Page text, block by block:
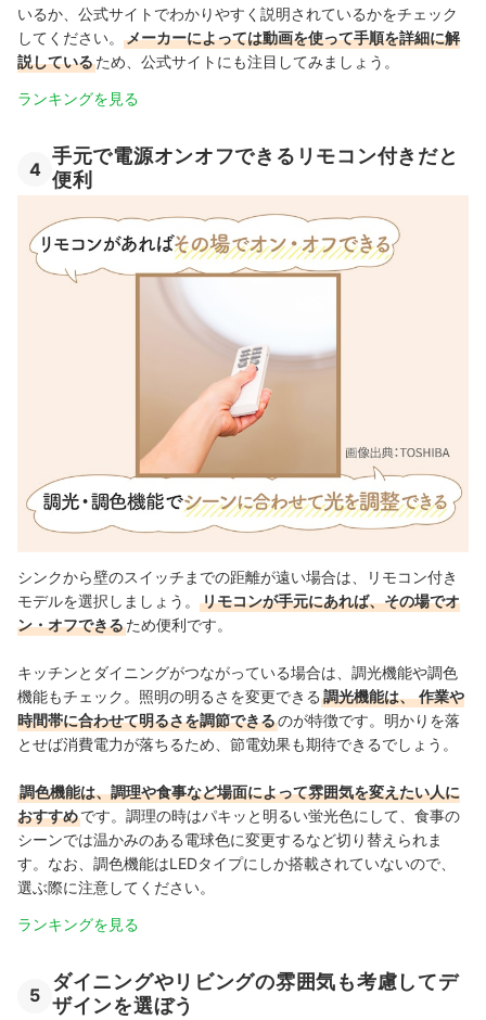
いるか、公式サイトでわかりやすく説明されているかをチェック
してください。
メーカーによっては動画を使って手順を詳細に解
説しているため、公式サイトにも注目してみましょう。
ランキングを見る
4
手元で電源オンオフできるリモコン付きだと
便利
シンクから壁のスイッチまでの距離が遠い場合は、リモコン付き
モデルを選択しましょう。
リモコンが手元にあれば、その場でオ
ン・オフできるため便利です。
キッチンとダイニングがつながっている場合は、調光機能や調色
機能もチェック。照明の明るさを変更できる 調光機能は、 作業や
時間帯に合わせて明るさを調節できるのが特徴です。明かりを落
とせば消費電力が落ちるため、節電効果も期待できるでしょう。
調色機能は、調理や食事など場面によって雰囲気を変えたい人に
おすすめです。調理の時はパキッと明るい蛍光色にして、食事の
シーンでは温かみのある電球色に変更するなど切り替えられま
す。なお、調色機能はLEDタイプにしか搭載されていないので、
選ぶ際に注意してください。
ランキングを見る
5
ダイニングやリビングの雰囲気も考慮してデ
ザインを選ぼう